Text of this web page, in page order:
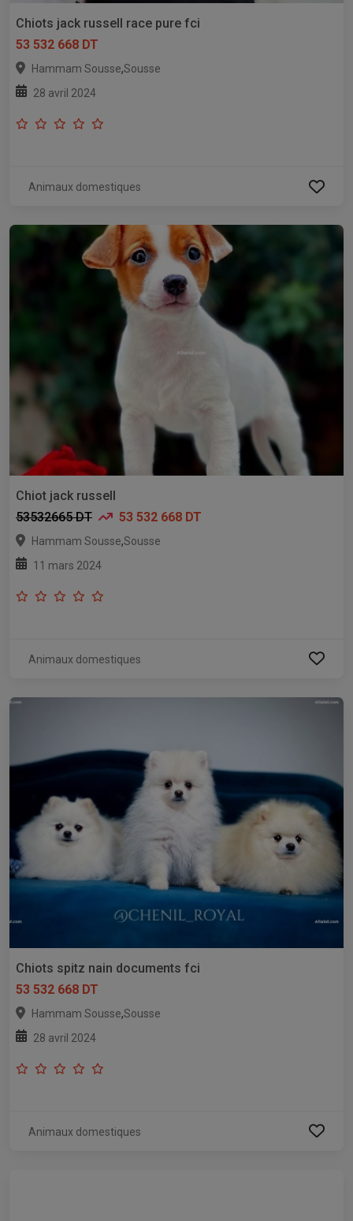
Chiots jack russell race pure fci
53 532 668 DT
Hammam Sousse,Sousse
28 avril 2024
Animaux domestiques
Chiot jack russell
53532665 DT
53 532 668 DT
Hammam Sousse,Sousse
11 mars 2024
Animaux domestiques
Chiots spitz nain documents fci
53 532 668 DT
Hammam Sousse,Sousse
28 avril 2024
Animaux domestiques